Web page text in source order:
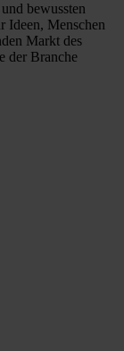
bewussten
Ideen, Menschen
Markt des
der Branche